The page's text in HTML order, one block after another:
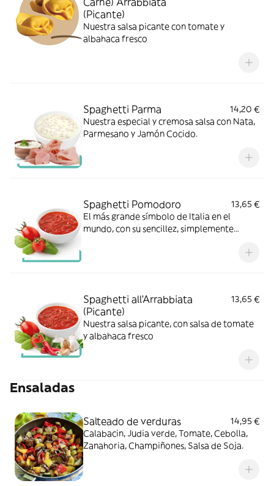
(Picante)
Nuestra salsa picante con tomate y
albahaca fresco
Spaghetti Parma
14,20 €
Nuestra especial y cremosa salsa con Nata,
Parmesano y Jamón Cocido.
Spaghetti Pomodoro
13,65 €
El más grande símbolo de Italia en el
mundo, con su sencillez, simplemente
Spaghetti all'Arrabbiata
(Picante)
13,65 €
Nuestra salsa picante, con salsa de tomate
y albahaca fresco
Ensaladas
Salteado de verduras
14,95 €
Calabacin, Judia verde, Tomate, Cebolla,
Zanahoria, Champiñones, Salsa de Soja.